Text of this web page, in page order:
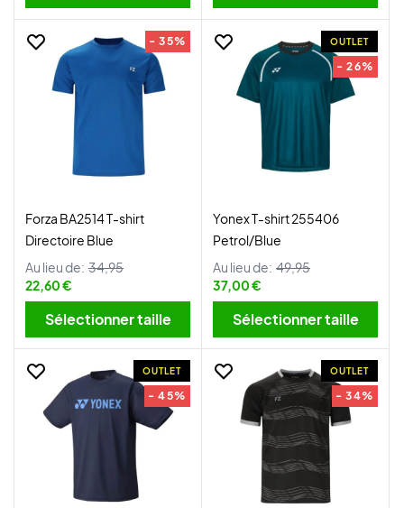
- 35%
Forza BA2514 T-shirt
Directoire Blue
Au lieu de: 34,95
22,60 €
Sélectionner taille
OUTLET
- 26%
Yonex T-shirt 255406
Petrol/Blue
Au lieu de: 49,95
37,00 €
Sélectionner taille
OUTLET
- 45%
OUTLET
- 34%